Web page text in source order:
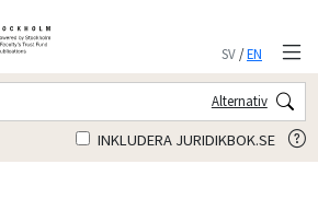
SV/EN
Alternativ
INKLUDERA JURIDIKBOK.SE